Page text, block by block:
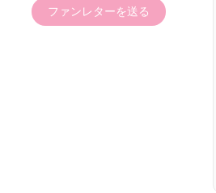
ファンレターを送る